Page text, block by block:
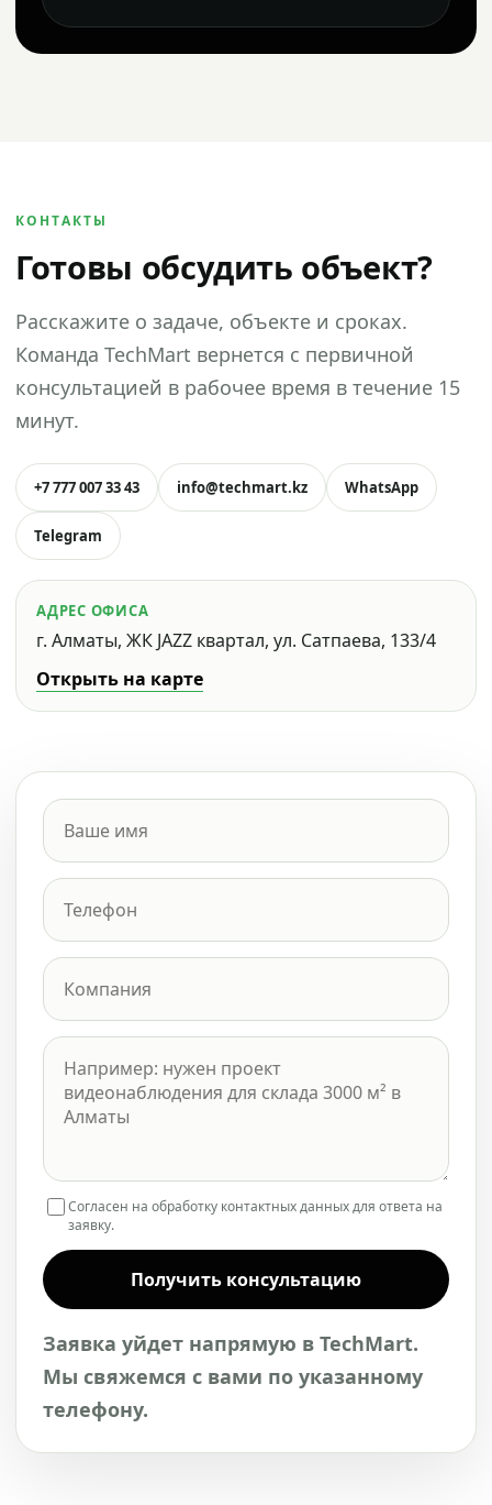
КОНТАКТЫ
Готовы обсудить объект?
Расскажите о задаче, объекте и сроках.
Команда TechMart вернется с первичной
консультацией в рабочее время в течение 15
минут.
+7 777 007 33 43 info@techmart.kz WhatsApp
Telegram
АДРЕС ОФИСА
г. Алматы, ЖК JAZZ квартал, ул. Сатпаева, 133/4
Открыть на карте
Согласен на обработку контактных данных для ответа на
заявку.
Получить консультацию
Заявка уйдет напрямую в TechMart.
Мы свяжемся с вами по указанному
телефону.